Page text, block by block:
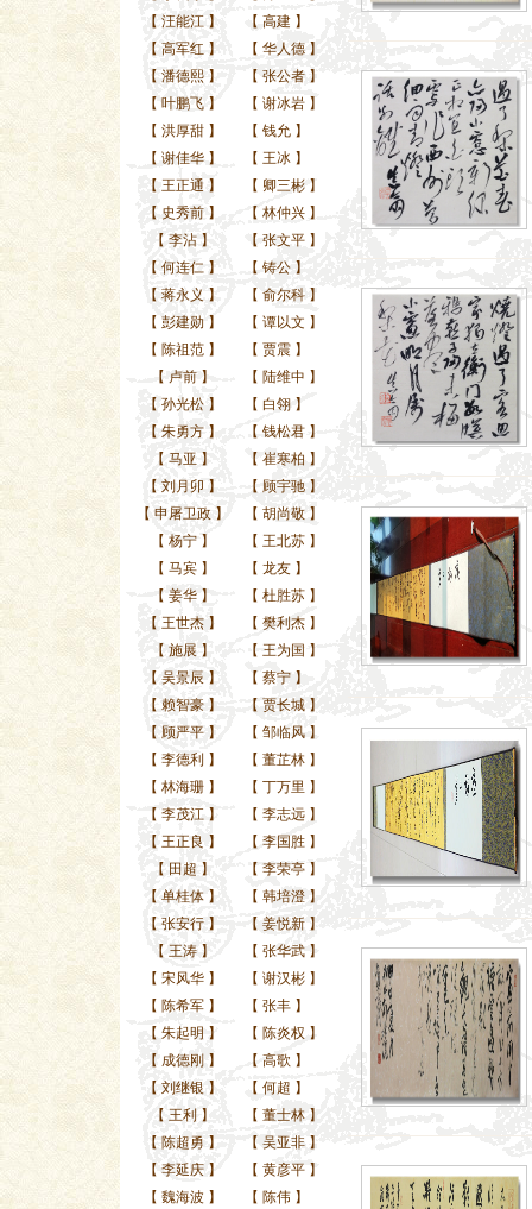
【 汪能江】 【 高建 】
【 高军红 】 【 华人德 】
【 潘德熙】 【 张公者 】
【 叶鹏飞】 【 谢冰岩 】
【 洪厚甜】 【 钱允 】
【 谢佳华】 【 王冰 】
【 王正通 】 【 卿三彬 】
【 史秀前】 【 林仲兴 】
【 李沾】 【 张文平 】
【 何连仁】 【 铸公 】
【 蒋永义 】 【 俞尔科 】
【 彭建勋】 【 谭以文 】
【 陈祖范】 【 贾震 】
【 卢前】 【 陆维中 】
【 孙光松】 【 白翎 】
【 朱勇方】 【 钱松君 】
【 马亚 】 【 崔寒柏 】
【 刘月卯 】 【 顾宇驰 】
【 申屠卫政】 【 胡尚敬 】
【 杨宁】 【 王北苏 】
【 马宾】 【 龙友 】
【 姜华】 【 杜胜苏 】
【 王世杰】 【 樊利杰 】
【 施展 】 【 王为国 】
【 吴景辰 】 【 蔡宁 】
【 赖智豪】 【 贾长城 】
【 顾严平】 【 邹临风 】
【 李德利 】 【 董芷林 】
【 林海珊】 【 丁万里 】
【 李茂江】 【 李志远 】
【 王正良 】 【 李国胜 】
【 田超 】 【 李荣亭 】
【 单桂体】 【 韩培澄 】
【 张安行】 【 姜悦新 】
【 王涛】 【 张华武 】
【 宋风华】 【 谢汉彬 】
【 陈希军】 【 张丰 】
【 朱起明 】 【 陈炎权 】
【 成德刚 】 【 高歌 】
【 刘继银 】 【 何超 】
【 王利 】 【 董士林 】
【 陈超勇 】 【 吴亚非 】
【 李延庆】 【 黄彦平 】
【 魏海波 】 【 陈伟 】